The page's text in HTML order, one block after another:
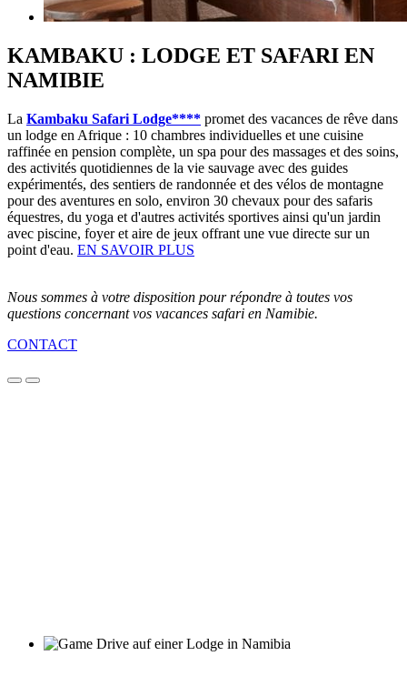
KAMBAKU : LODGE ET SAFARI EN
NAMIBIE
La Kambaku Safari Lodge**** promet des vacances de rêve dans
un lodge en Afrique : 10 chambres individuelles et une cuisine
raffinée en pension complète, un spa pour des massages et des soins,
des activités quotidiennes de la vie sauvage avec des guides
expérimentés, des sentiers de randonnée et des vélos de montagne
pour des aventures en solo, environ 30 chevaux pour des safaris
équestres, du yoga et d'autres activités sportives ainsi qu'un jardin
avec piscine, foyer et aire de jeux offrant une vue directe sur un
point d'eau. EN SAVOIR PLUS
Nous sommes à votre disposition pour répondre à toutes vos
questions concernant vos vacances safari en Namibie.
CONTACT